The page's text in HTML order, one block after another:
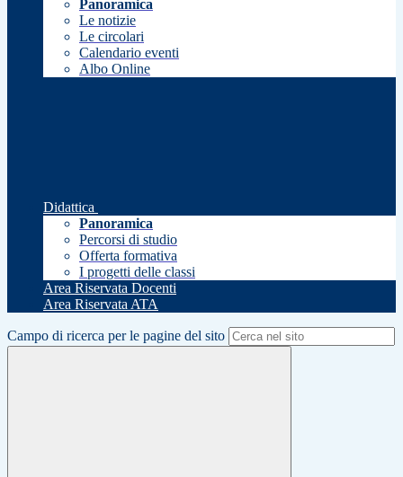
Panoramica
Le notizie
Le circolari
Calendario eventi
Albo Online
Didattica
Panoramica
Percorsi di studio
Offerta formativa
I progetti delle classi
Area Riservata Docenti
Area Riservata ATA
Campo di ricerca per le pagine del sito